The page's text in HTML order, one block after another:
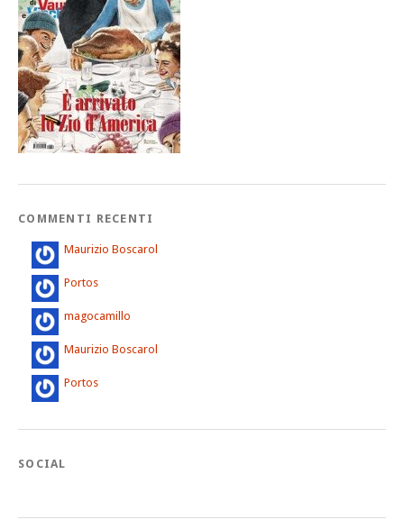
COMMENTI RECENTI
Maurizio Boscarol
Portos
magocamillo
Maurizio Boscarol
Portos
SOCIAL